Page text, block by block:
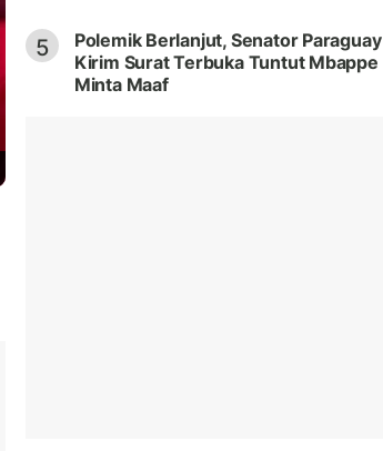
5
Polemik Berlanjut, Senator Paraguay
Kirim Surat Terbuka Tuntut Mbappe
Minta Maaf